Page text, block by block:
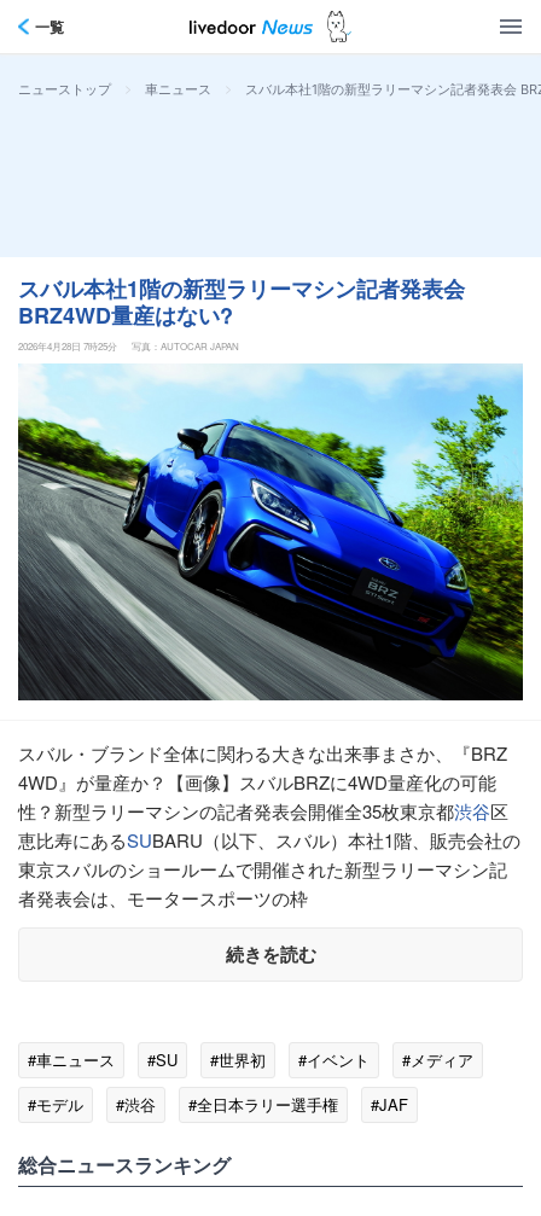
一覧
ニューストップ > 車ニュース > スバル本社1階の新型ラリーマシン記者発表会
スバル本社1階の新型ラリーマシン記者発表会
BRZ4WD量産はない?
2026年4月28日 7時25分 写真：AUTOCAR JAPAN
スバル・ブランド全体に関わる大きな出来事まさか、『BRZ
4WD』が量産か？【画像】スバルBRZに4WD量産化の可能
性？新型ラリーマシンの記者発表会開催全35枚東京都渋谷区
恵比寿にあるSUBARU（以下、スバル）本社1階、販売会社の
東京スバルのショールームで開催された新型ラリーマシン記
者発表会は、モータースポーツの枠
続きを読む
#車ニュース #SU #世界初 #イベント
#メディア
#モデル
#渋谷 #全日本ラリー選手権 #JAF
総合ニュースランキング